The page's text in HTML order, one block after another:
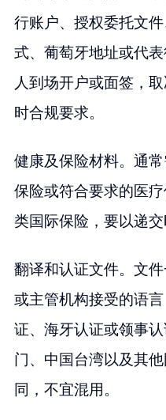
行账户、授权委托文
式、葡萄牙地址或代
人到场开户或面签，
时合规要求。
健康及保险材料。通
保险或符合要求的医
类国际保险，要以递交
翻译和认证文件。文
或主管机构接受的语
证、海牙认证或领事
门、中国台湾以及其
同，不宜混用。